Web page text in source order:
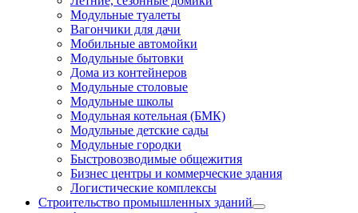
Модульные туалеты
Вагончики для дачи
Мобильные автомойки
Модульные бытовки
Дома из контейнеров
Модульные столовые
Модульные школы
Модульная котельная (БМК)
Модульные детские сады
Модульные городки
Быстровозводимые общежития
Бизнес центры и коммерческие здания
Логистические комплексы
Строительство промышленных зданий